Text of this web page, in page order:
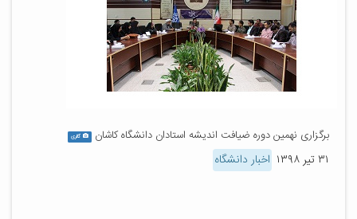
برگزاری نهمین دوره ضیافت اندیشه استادان دانشگاه کاشان گالری
۳۱ تیر ۱۳۹۸ اخبار دانشگاه